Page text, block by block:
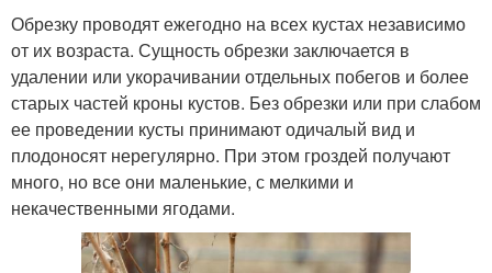
Обрезку проводят ежегодно на всех кустах независимо
от их возраста. Сущность обрезки заключается в
удалении или укорачивании отдельных побегов и более
старых частей кроны кустов. Без обрезки или при слабом
ее проведении кусты принимают одичалый вид и
плодоносят нерегулярно. При этом гроздей получают
много, но все они маленькие, с мелкими и
некачественными ягодами.